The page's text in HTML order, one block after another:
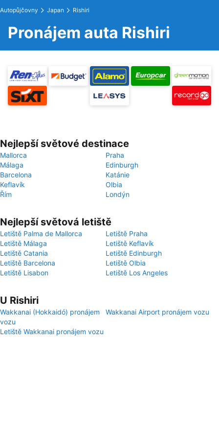
Autopůjčovny Japan Rishiri
Pronájem auta Rishiri
Nejlepší světové destinace
Mallorca
Praha
Málaga
Edinburgh
Barcelona
Katánie
Keflavík
Olbia
Řím
Londýn
Nejlepší světová letiště
Letiště Palma de Mallorca
Letiště Praha
Letiště Málaga
Letiště Keflavík
Letiště Catania
Letiště Edinburgh
Letiště Barcelona
Letiště Olbia
Letiště Lisabon
Letiště Los Angeles
U Rishiri
Wakkanai (Hokkaidó) pronájem
vozu
Wakkanai Airport pronájem vozu
Letiště Wakkanai pronájem vozu